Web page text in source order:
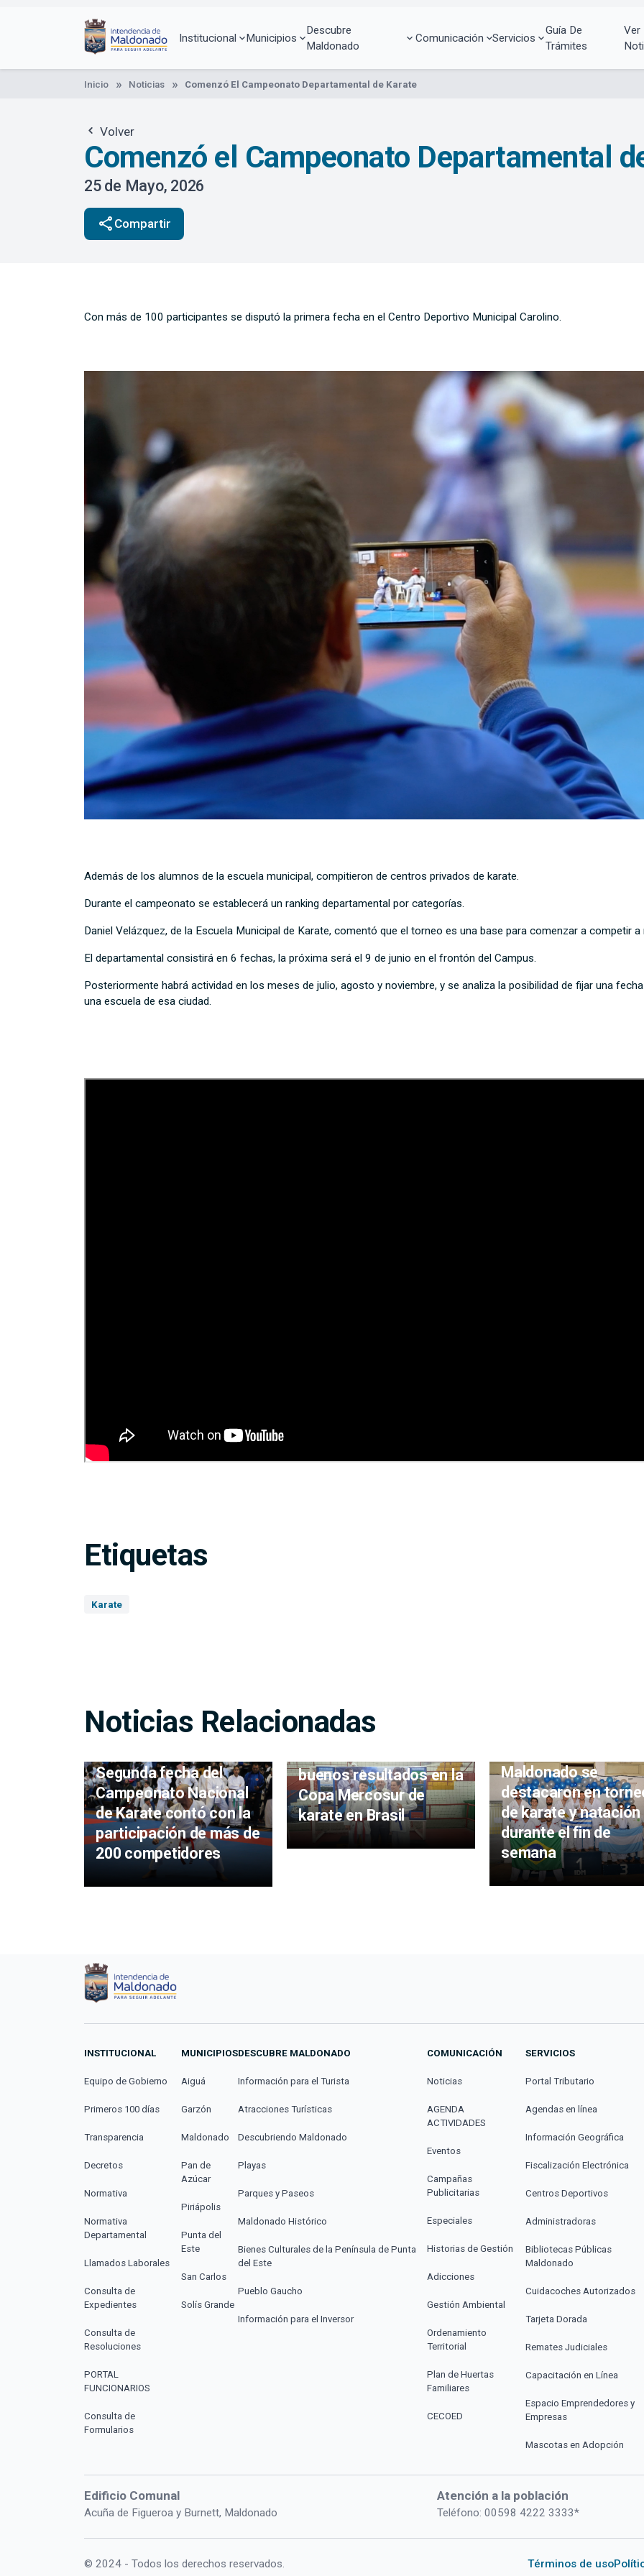
Institucional Municipios
Descubre
Maldonado
Comunicación Servicios
Guía De
Trámites
Ver
Inicio Noticias Comenzó El Campeonato Departamental de Karate
Volver
Comenzó el Campeonato Departamental
25 de Mayo, 2026
share Compartir
Con más de 100 participantes se disputó la primera fecha en el Centro Deportivo Municipal Carolino.
Además de los alumnos de la escuela municipal, compitieron de centros privados de karate.
Durante el campeonato se establecerá un ranking departamental por categorías.
Daniel Velázquez, de la Escuela Municipal de Karate, comentó que el torneo es una base para comenzar a competir
El departamental consistirá en 6 fechas, la próxima será el 9 de junio en el frontón del Campus.
Posteriormente habrá actividad en los meses de julio, agosto y noviembre, y se analiza la posibilidad de fijar una
una escuela de esa ciudad.
Etiquetas
Karate
Noticias Relacionadas
Segunda fecha del
Campeonato Nacional
de Karate contó con la
participación de más de
200 competidores
Deportistas de
buenos resultados en la
Copa Mercosur de
karate en Brasil
Maldonado se
destacaron en
de karate y natación
durante el fin de
semana
INSTITUCIONAL
Equipo de Gobierno
Primeros 100 días
Transparencia
Decretos
Normativa
Normativa
Departamental
Llamados Laborales
Consulta de
Expedientes
Consulta de
Resoluciones
PORTAL
FUNCIONARIOS
Consulta de
Formularios
MUNICIPIOS
Aiguá
Garzón
Maldonado
Pan de
Azúcar
Piriápolis
Punta del
Este
San Carlos
Solís Grande
DESCUBRE MALDONADO
Información para el Turista
Atracciones Turísticas
Descubriendo Maldonado
Playas
Parques y Paseos
Maldonado Histórico
Bienes Culturales de la Península de Punta
del Este
Pueblo Gaucho
Información para el Inversor
COMUNICACIÓN
Noticias
AGENDA
ACTIVIDADES
Eventos
Campañas
Publicitarias
Especiales
Historias de Gestión
Adicciones
Gestión Ambiental
Ordenamiento
Territorial
Plan de Huertas
Familiares
CECOED
SERVICIOS
Portal Tributario
Agendas en línea
Información Geográfica
Fiscalización Electrónica
Centros Deportivos
Administradoras
Bibliotecas Públicas
Maldonado
Cuidacoches Autorizados
Tarjeta Dorada
Remates Judiciales
Capacitación en Línea
Espacio Emprendedores y
Empresas
Mascotas en Adopción
Edificio Comunal
Acuña de Figueroa y Burnett, Maldonado
Atención a la población
Teléfono: 00598 4222 3333*
© 2024 - Todos los derechos reservados. Términos de uso